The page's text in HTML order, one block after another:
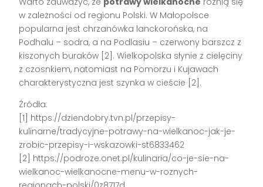
w zależności od regionu Polski. W Małopolsce
popularna jest chrzanówka lanckorońska, na
Podhalu – sodra, a na Podlasiu – czerwony barszcz z
kiszonych buraków [2]. Wielkopolska słynie z cielęciny
z czosnkiem, natomiast na Pomorzu i Kujawach
charakterystyczna jest szynka w cieście [2].
Źródła:
[1] https://dziendobry.tvn.pl/przepisy-
kulinarne/tradycyjne-potrawy-na-wielkanoc-jak-je-
zrobic-przepisy-i-wskazowki-st6833462
[2] https://podroze.onet.pl/kulinaria/co-je-sie-na-
wielkanoc-wielkanocne-menu-w-roznych-